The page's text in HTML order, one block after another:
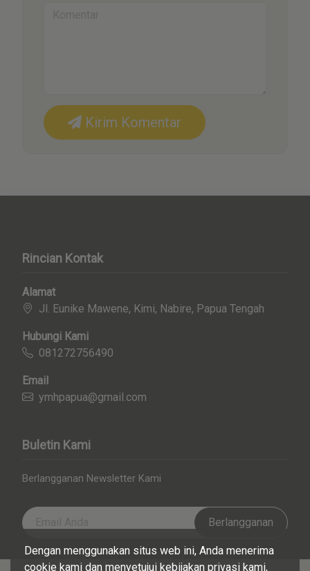
Kirim Komentar
Rincian Kontak
Alamat
Jl. Eunike Mawene, Kimi, Nabire, Papua Tengah
Hubungi Kami
081272756490
Email
ymhpapua@gmail.com
Buletin Kami
Berlangganan Newsletter Kami
Berlangganan
Dengan menggunakan situs web ini, Anda menerima
cookie kami dan menyetujui kebijakan privasi kami,